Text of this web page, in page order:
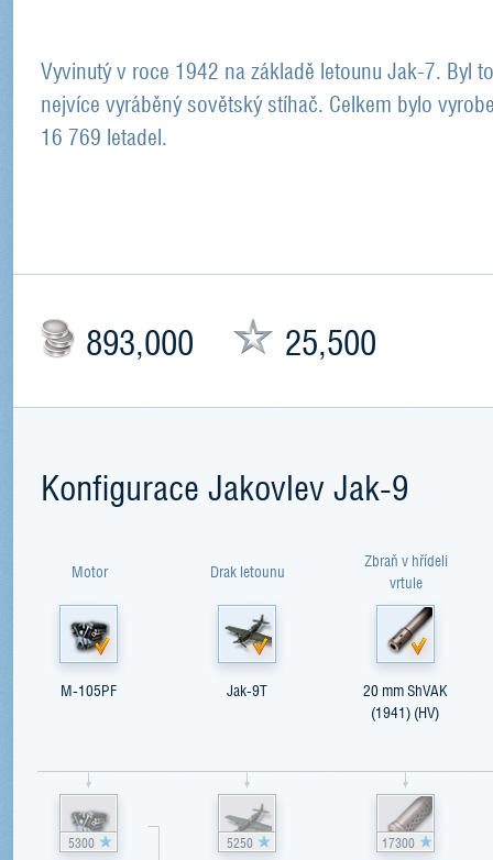
Vyvinutý v roce 1942 na základě letounu Jak-7. Byl to
nejvíce vyráběný sovětský stíhač. Celkem bylo
16 769 letadel.
893,000 25,500
Konfigurace Jakovlev Jak-9
Motor
M-105PF
5300
Drak letounu
Jak-9T
5250
Zbraň v hřídeli
vrtule
20 mm ShVAK
(1941) (HV)
17300